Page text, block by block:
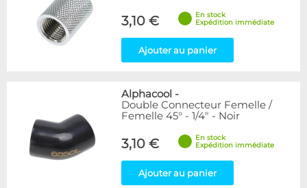
3,10 €
En stock
Expédition immédiate
Ajouter au panier
Alphacool -
Double Connecteur Femelle /
Femelle 45° - 1/4" - Noir
3,10 €
En stock
Expédition immédiate
Ajouter au panier